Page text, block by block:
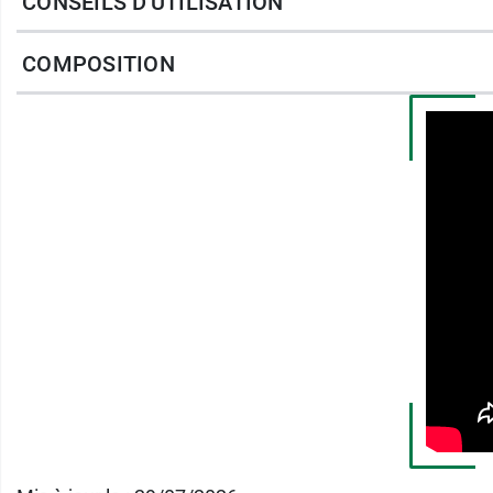
Un flacon de spray traite
Il est important de se munir d'
COMPOSITION